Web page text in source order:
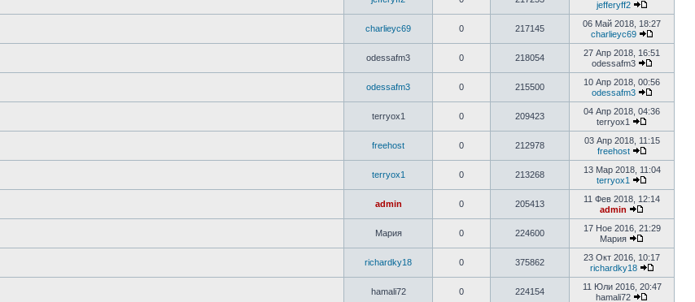
jefferyff2
charlieyc69 0 217145
06 Май 2018, 18:27
charlieyc69
odessafm3 0 218054
27 Апр 2018, 16:51
odessafm3
odessafm3 0 215500
10 Апр 2018, 00:56
odessafm3
terryox1 0 209423
04 Апр 2018, 04:36
terryox1
freehost 0 212978
03 Апр 2018, 11:15
freehost
terryox1 0 213268
13 Мар 2018, 11:04
terryox1
admin 0 205413
11 Фев 2018, 12:14
admin
Мария 0 224600
17 Ное 2016, 21:29
Мария
richardky18 0 375862
23 Окт 2016, 10:17
richardky18
hamali72 0 224154
11 Юли 2016, 20:47
hamali72